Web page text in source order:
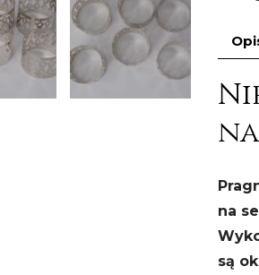
na
są